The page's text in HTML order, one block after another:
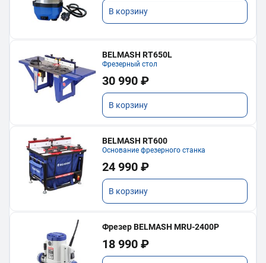
В корзину
BELMASH RT650L
Фрезерный стол
30 990 ₽
В корзину
BELMASH RT600
Основание фрезерного станка
24 990 ₽
В корзину
Фрезер BELMASH MRU-2400P
18 990 ₽